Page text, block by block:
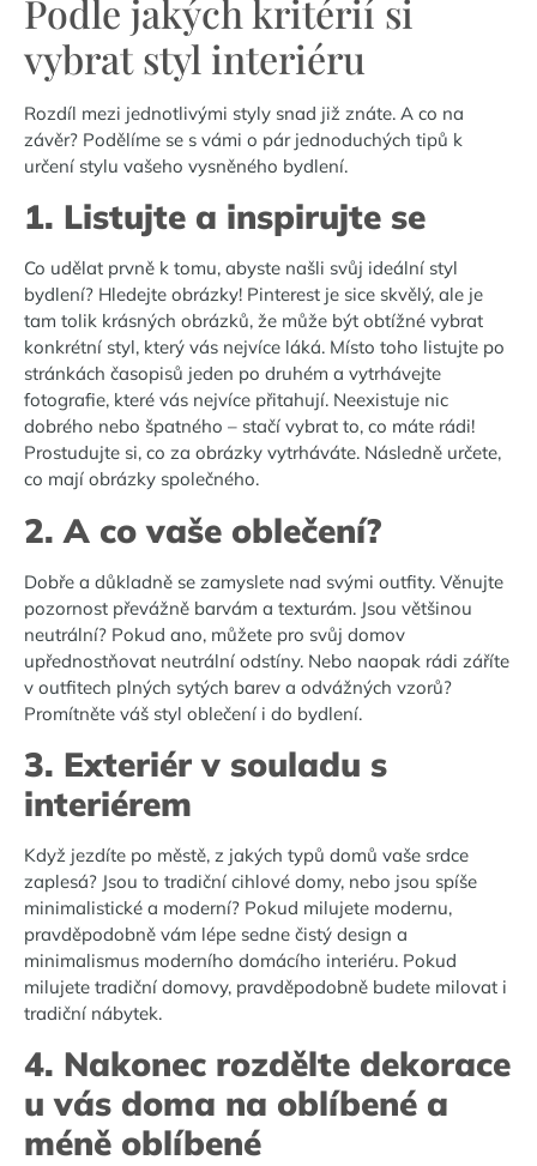
Podle jakých kritérií si
vybrat styl interiéru
Rozdíl mezi jednotlivými styly snad již znáte. A co na
závěr? Podělíme se s vámi o pár jednoduchých tipů k
určení stylu vašeho vysněného bydlení.
1. Listujte a inspirujte se
Co udělat prvně k tomu, abyste našli svůj ideální styl
bydlení? Hledejte obrázky! Pinterest je sice skvělý, ale je
tam tolik krásných obrázků, že může být obtížné vybrat
konkrétní styl, který vás nejvíce láká. Místo toho listujte po
stránkách časopisů jeden po druhém a vytrhávejte
fotografie, které vás nejvíce přitahují. Neexistuje nic
dobrého nebo špatného – stačí vybrat to, co máte rádi!
Prostudujte si, co za obrázky vytrháváte. Následně určete,
co mají obrázky společného.
2. A co vaše oblečení?
Dobře a důkladně se zamyslete nad svými outfity. Věnujte
pozornost převážně barvám a texturám. Jsou většinou
neutrální? Pokud ano, můžete pro svůj domov
upřednostňovat neutrální odstíny. Nebo naopak rádi záříte
v outfitech plných sytých barev a odvážných vzorů?
Promítněte váš styl oblečení i do bydlení.
3. Exteriér v souladu s
interiérem
Když jezdíte po městě, z jakých typů domů vaše srdce
zaplesá? Jsou to tradiční cihlové domy, nebo jsou spíše
minimalistické a moderní? Pokud milujete modernu,
pravděpodobně vám lépe sedne čistý design a
minimalismus moderního domácího interiéru. Pokud
milujete tradiční domovy, pravděpodobně budete milovat i
tradiční nábytek.
4. Nakonec rozdělte dekorace
u vás doma na oblíbené a
méně oblíbené